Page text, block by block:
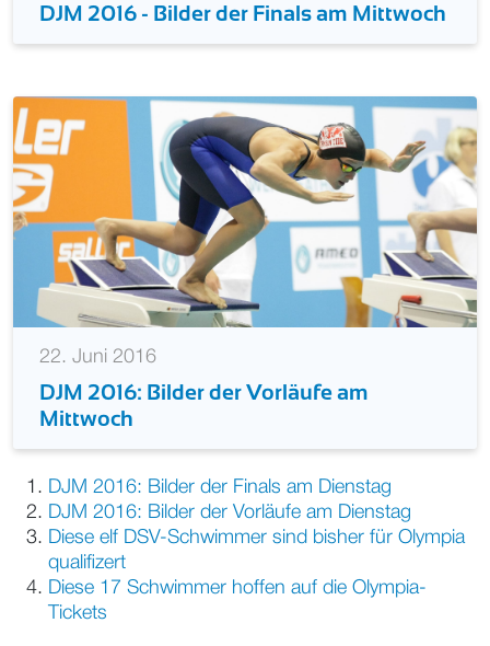
DJM 2016 - Bilder der Finals am Mittwoch
22. Juni 2016
DJM 2016: Bilder der Vorläufe am
Mittwoch
DJM 2016: Bilder der Finals am Dienstag
DJM 2016: Bilder der Vorläufe am Dienstag
Diese elf DSV-Schwimmer sind bisher für Olympia
qualifizert
Diese 17 Schwimmer hoffen auf die Olympia-
Tickets